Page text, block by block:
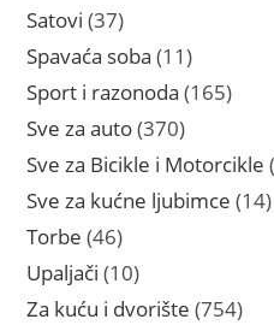
Satovi 3737
proizvoda
Spavaća soba 1111
proizvoda
Sport i razonoda 165165
Sve za auto 370370
proizvoda
Sve za Bicikle i Motorcikle
Sve za kućne ljubimce 1414
Torbe 4646
proizvoda
Upaljači 1010
proizvoda
Za kuću i dvorište 754754